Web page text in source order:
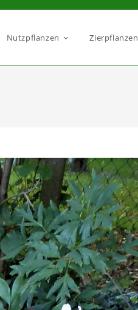
Nutzpflanzen Zierpflanzen